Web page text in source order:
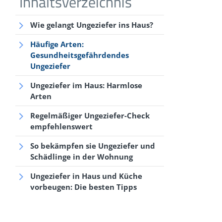
Wie gelangt Ungeziefer ins Haus?
Häufige Arten:
Gesundheitsgefährdendes
Ungeziefer
Ungeziefer im Haus: Harmlose
Arten
Regelmäßiger Ungeziefer-Check
empfehlenswert
So bekämpfen sie Ungeziefer und
Schädlinge in der Wohnung
Ungeziefer in Haus und Küche
vorbeugen: Die besten Tipps